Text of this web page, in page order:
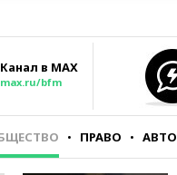
Канал в MAX
max.ru/bfm
ПРАВО АВТО